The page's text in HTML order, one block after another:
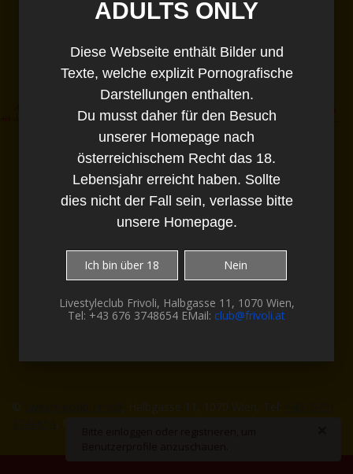
Diese Webseite enthält Bilder und Texte,
welche explizit Pornografische
Darstellungen enthalten.
Du musst daher für den Besuch unserer
Homepage nach österreichischem Recht das
18. Lebensjahr erreicht haben. Sollte dies
nicht der Fall sein, verlasse bitte unsere
© , Halbgasse 11, 1070 Wien, Tel:
, EMail:
ADULTS ONLY
Diese Webseite enthält Bilder und
Texte, welche explizit Pornografische
Darstellungen enthalten.
Du musst daher für den Besuch
unserer Homepage nach
österreichischem Recht das 18.
Lebensjahr erreicht haben. Sollte
dies nicht der Fall sein, verlasse bitte
unsere Homepage.
Ich bin über 18 Nein
Livestyleclub Frivoli, Halbgasse 11, 1070 Wien,
Tel: +43 676 3748654 EMail: club@frivoli.at